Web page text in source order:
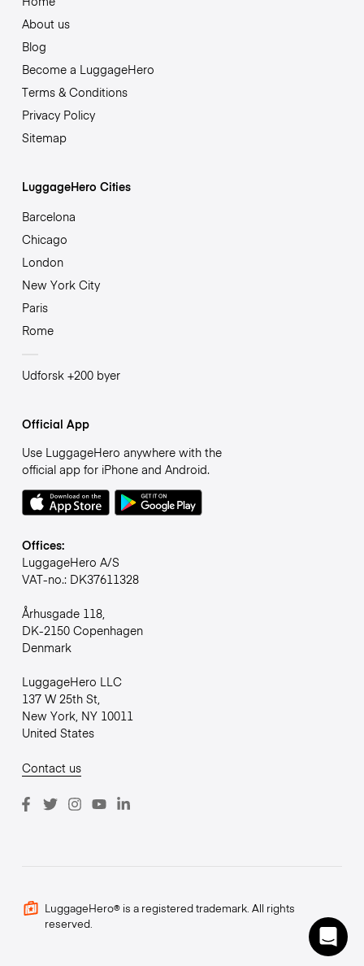
About us
Blog
Become a LuggageHero
Terms & Conditions
Privacy Policy
Sitemap
LuggageHero Cities
Barcelona
Chicago
London
New York City
Paris
Rome
Udforsk +200 byer
Official App
Use LuggageHero anywhere with the
official app for iPhone and Android.
Offices:
LuggageHero A/S
VAT-no.: DK37611328
Århusgade 118,
DK-2150 Copenhagen
Denmark
LuggageHero LLC
137 W 25th St,
New York, NY 10011
United States
Contact us
LuggageHero® is a registered trademark. All rights
reserved.